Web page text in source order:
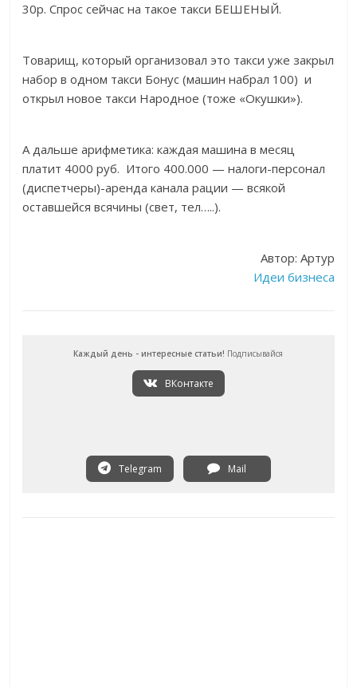
30р. Спрос сейчас на такое такси БЕШЕНЫЙ.
Товарищ, который организовал это такси уже закрыл
набор в одном такси Бонус (машин набрал 100) и
открыл новое такси Народное (тоже «Окушки»).
А дальше арифметика: каждая машина в месяц
платит 4000 руб. Итого 400.000 — налоги-персонал
(диспетчеры)-аренда канала рации — всякой
оставшейся всячины (свет, тел…..).
Автор: Артур
Идеи бизнеса
Каждый день - интересные статьи! Подписывайся
ВКонтакте
Telegram Mail